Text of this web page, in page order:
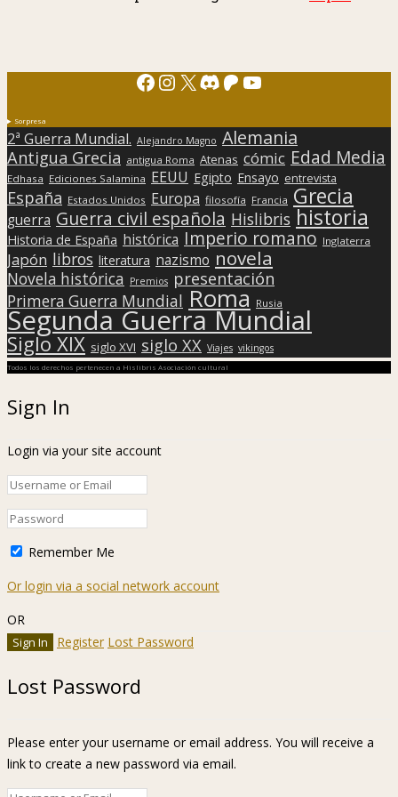
Facebook
Instagram
X Discord
Patreon
YouTube
Sorpresa
2ª Guerra Mundial. Alejandro Magno Alemania
Antigua Grecia antigua Roma Atenas cómic Edad Media
Edhasa Ediciones Salamina EEUU Egipto Ensayo entrevista
España Estados Unidos Europa filosofía Francia Grecia
guerra Guerra civil española Hislibris historia
Historia de España histórica Imperio romano Inglaterra
Japón libros literatura nazismo novela
Novela histórica Premios presentación
Primera Guerra Mundial Roma Rusia
Segunda Guerra Mundial
Siglo XIX siglo XVI siglo XX Viajes vikingos
Todos los derechos pertenecen a Hislibris Asociación cultural
Sign In
Login via your site account
Remember Me
Or login via a social network account
OR
Register Lost Password
Lost Password
Please enter your username or email address. You will receive a
link to create a new password via email.